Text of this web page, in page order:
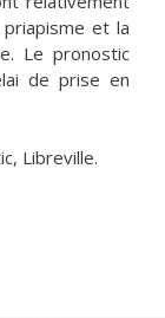
et la
Le pronostic
de prise en
Libreville.